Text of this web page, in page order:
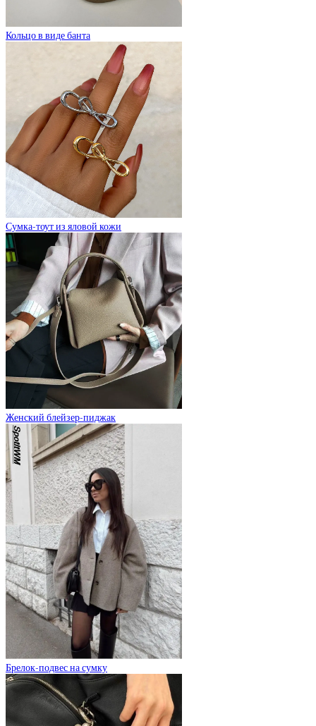
Кольцо в виде банта
Сумка-тоут из яловой кожи
Женский блейзер-пиджак
Брелок-подвес на сумку